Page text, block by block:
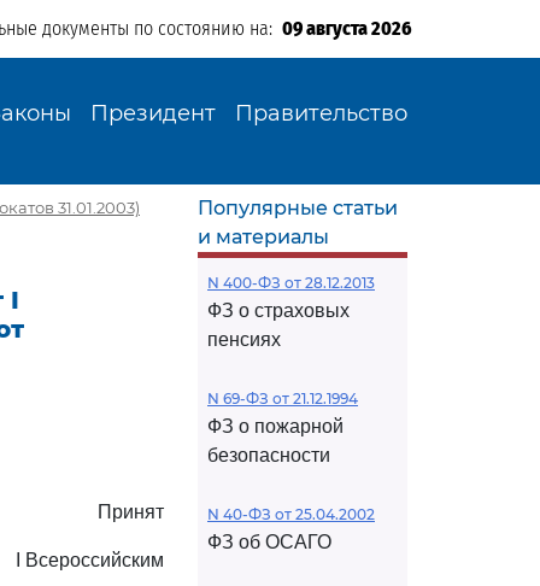
документы по состоянию на: 09 августа 2026
Президент Правительство
31.01.2003)
I
Принят
I Всероссийским
Популярные статьи
и материалы
N 400-ФЗ от 28.12.2013
ФЗ о страховых
пенсиях
N 69-ФЗ от 21.12.1994
ФЗ о пожарной
безопасности
N 40-ФЗ от 25.04.2002
ФЗ об ОСАГО